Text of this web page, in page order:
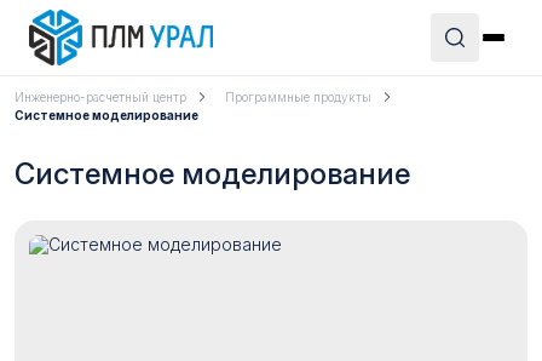
Инженерно-расчетный центр
Программные продукты
Системное моделирование
Системное моделирование